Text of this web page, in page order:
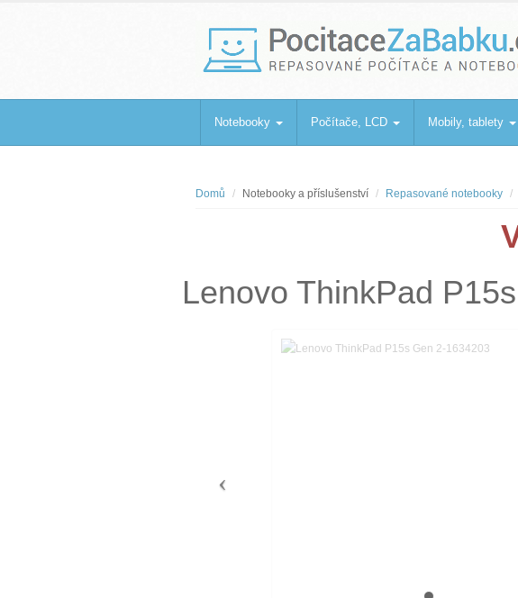
PocitaceZaBabku.cz
Repasované počítače a notebooky
Notebooky Počítače, LCD Mobily, tablety
Domů Notebooky a příslušenství Repasované notebooky
Lenovo ThinkPad